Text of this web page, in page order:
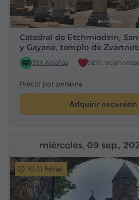
Catedral de Etchmiadzin,
y Gayane, templo de
398 reseñas 98%
Precio por persona
Adquirir excursión
10-11 horas
miércoles, 09 sep.,